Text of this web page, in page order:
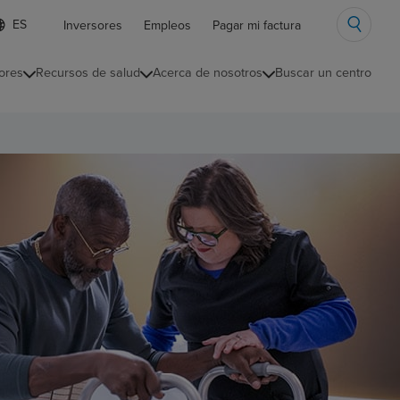
Inversores Empleos Pagar mi factura
Recursos de salud Acerca de nosotros Buscar un centro